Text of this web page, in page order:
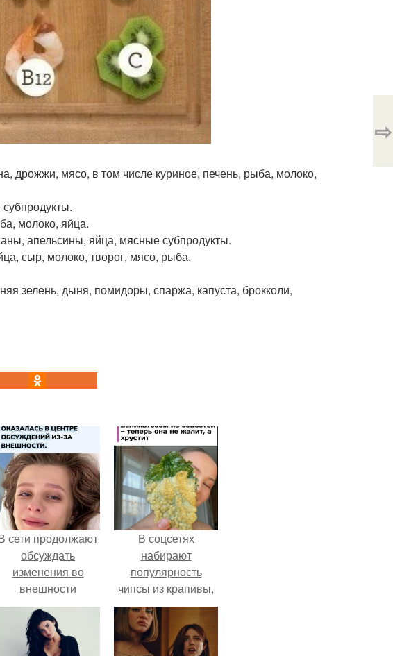
дрожжи, мясо, в том числе куриное, печень, рыба, молоко,
молоко, яйца.
апельсины, яйца, мясные субпродукты.
сыр, молоко, творог, мясо, рыба.
зелень, дыня, помидоры, спаржа, капуста, брокколи,
⇨
сети продолжают
обсуждать
изменения во
внешности
актрисы.
В соцсетях
набирают
популярность
чипсы из крапивы,
которые
пользователи в
комментариях